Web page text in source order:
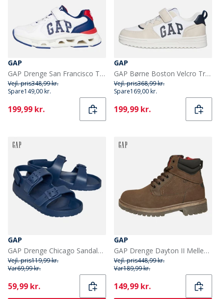
GAP
GAP Drenge San Francisco Træningssko White Navy Red
Vejl. pris348,99 kr.
Spare149,00 kr.
Current
199,99 kr.
GAP
GAP Børne Boston Velcro Træningssko Hvid
Vejl. pris368,99 kr.
Spare169,00 kr.
Current
199,99 kr.
GAP
GAP Drenge Chicago Sandaler Elysian Blue
Vejl. pris119,99 kr.
Var69,99 kr.
Current
59,99 kr.
GAP
GAP Drenge Dayton II Mellem Snøre Støvler Sepia
Vejl. pris448,99 kr.
Var189,99 kr.
Current
149,99 kr.